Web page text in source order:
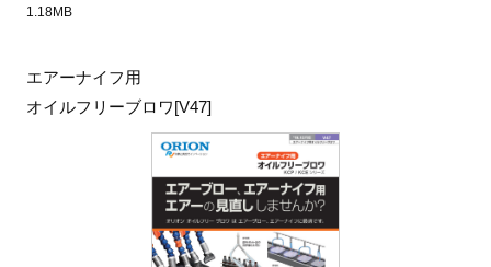
1.18MB
エアーナイフ用
オイルフリーブロワ[V47]